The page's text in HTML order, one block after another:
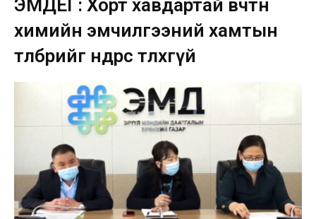
ЭМДЕГ: Хорт хавдартай өвчтөн
химийн эмчилгээний хамтын
төлбөрийг өнөөдрөөс төлөхгүй